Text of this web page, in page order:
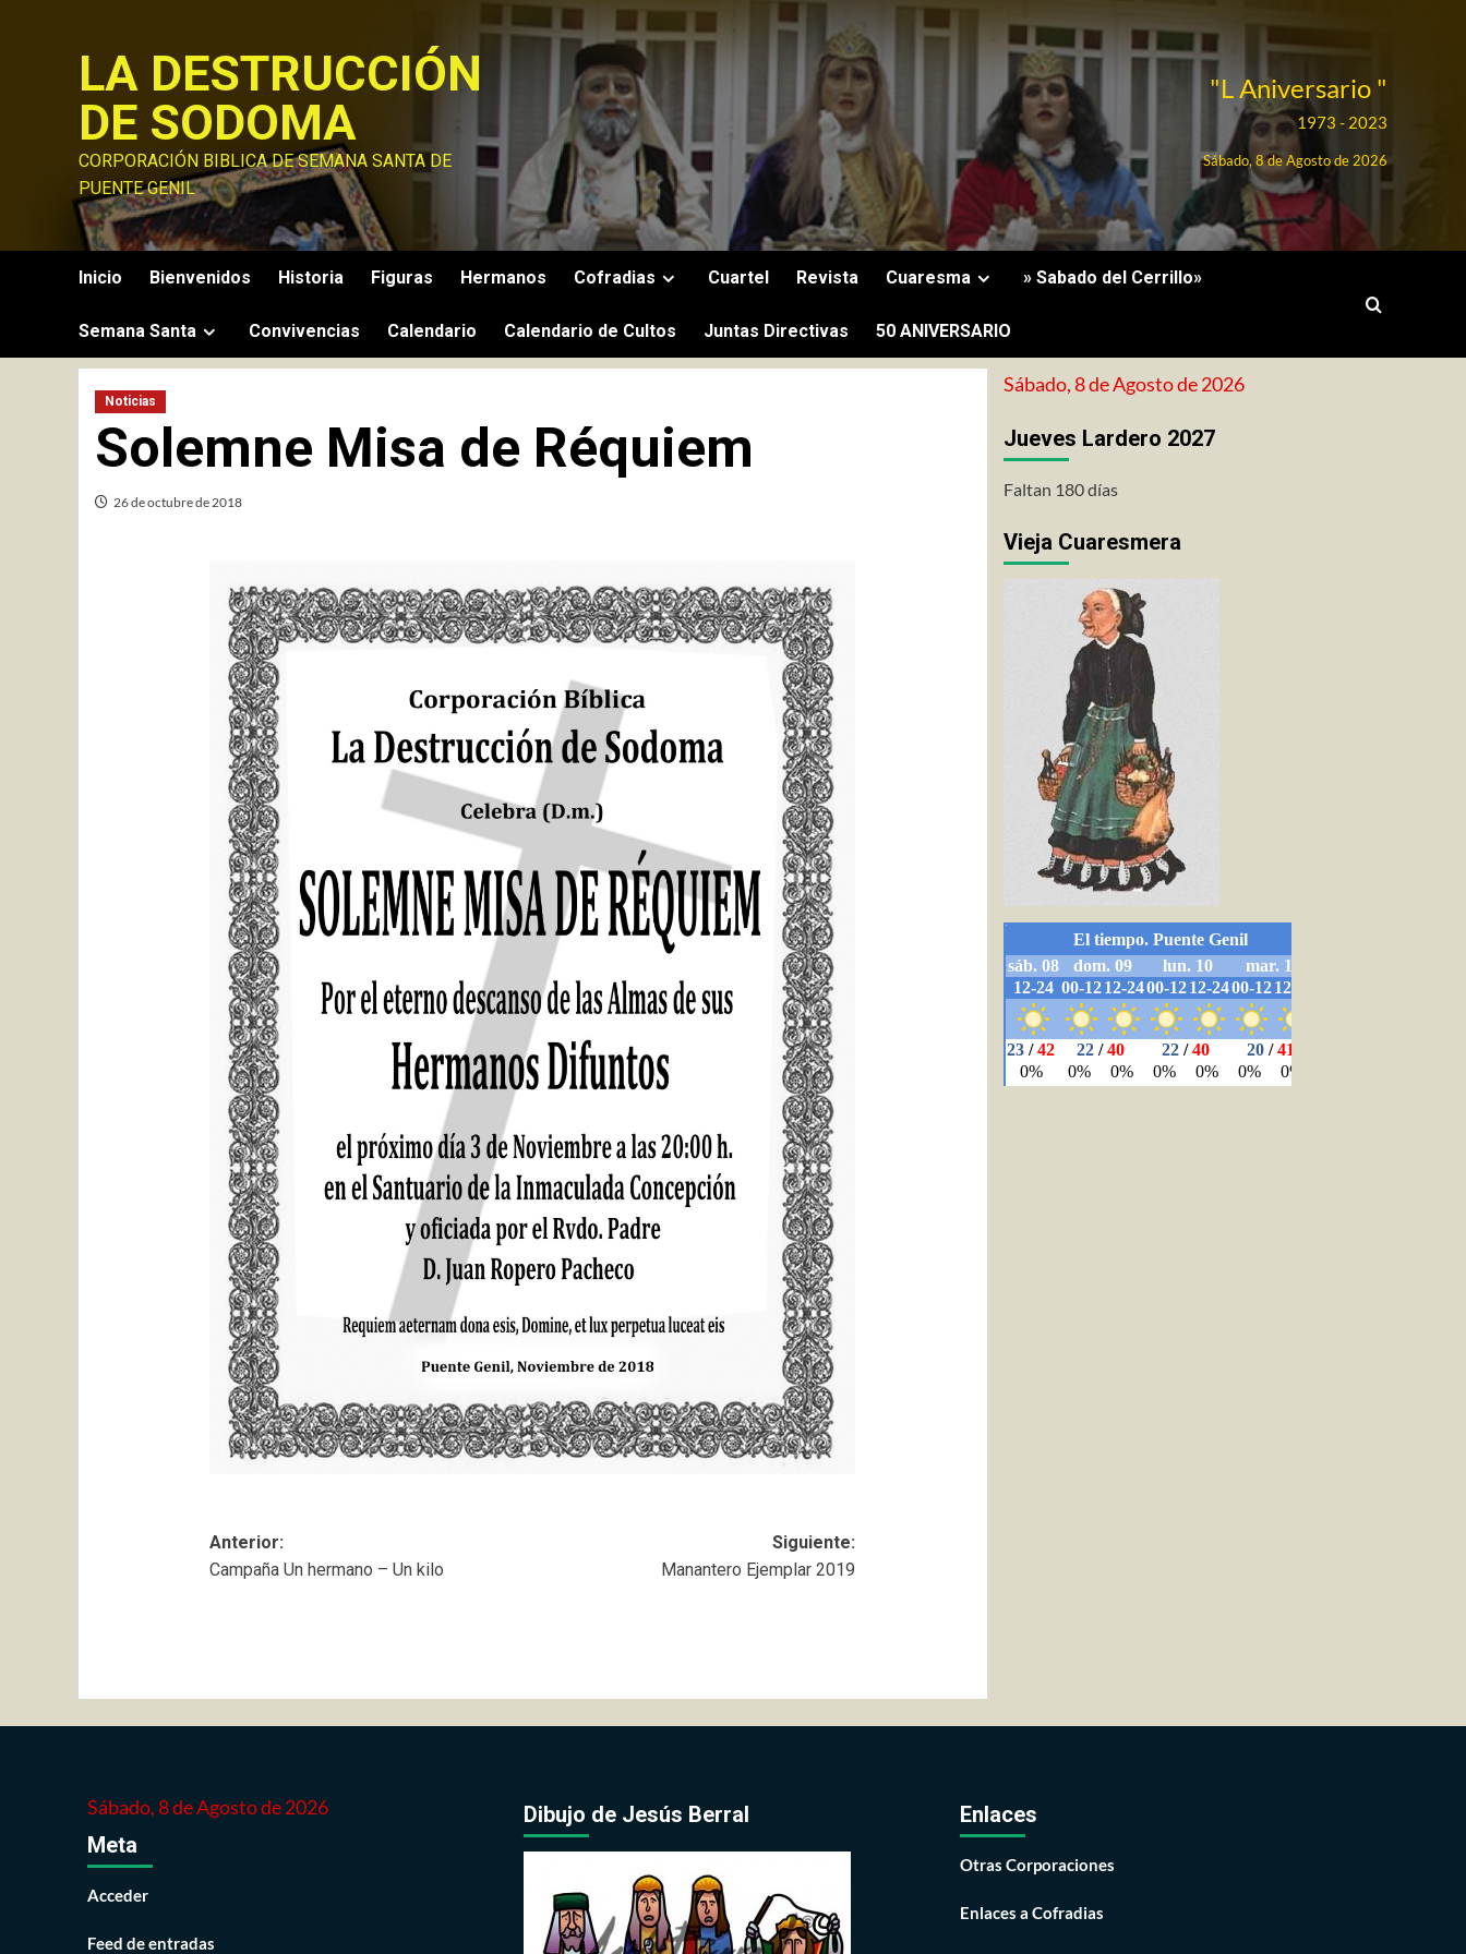
LA DESTRUCCIÓN
DE SODOMA
CORPORACIÓN BIBLICA DE SEMANA SANTA DE
PUENTE GENIL
"L Aniversario "
1973 - 2023
Sábado, 8 de Agosto de 2026
Inicio Bienvenidos Historia Figuras Hermanos Cofradias Cuartel Revista Cuaresma » Sabado del Cerrillo»
Semana Santa Convivencias Calendario Calendario de Cultos Juntas Directivas 50 ANIVERSARIO
Noticias
Solemne Misa de Réquiem
26 de octubre de 2018
Navegación
de
Anterior:
Campaña Un hermano – Un kilo
Siguiente:
Manantero Ejemplar 2019
Sábado, 8 de Agosto de 2026
Jueves Lardero 2027
Faltan 180 días
Vieja Cuaresmera
Sábado, 8 de Agosto de 2026
Meta
Acceder
Feed de entradas
Dibujo de Jesús Berral Enlaces
Otras Corporaciones
Enlaces a Cofradias